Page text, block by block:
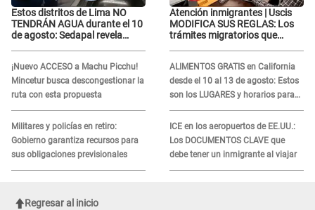
Estos distritos de Lima NO
TENDRÁN AGUA durante el 10
de agosto: Sedapal revela
¡Nuevo ACCESO a Machu Picchu!
Mincetur busca descongestionar la
ruta con esta propuesta
Militares y policías en retiro:
Gobierno garantiza recursos para
sus obligaciones previsionales
Atención inmigrantes | Uscis
MODIFICA SUS REGLAS: Los
trámites migratorios que
ALIMENTOS GRATIS en California
desde el 10 al 13 de agosto: Estos
son los LUGARES y horarios para
recibir la ayuda
ICE en los aeropuertos de EE.UU.:
Los DOCUMENTOS CLAVE que
debe tener un inmigrante al viajar
Regresar al inicio